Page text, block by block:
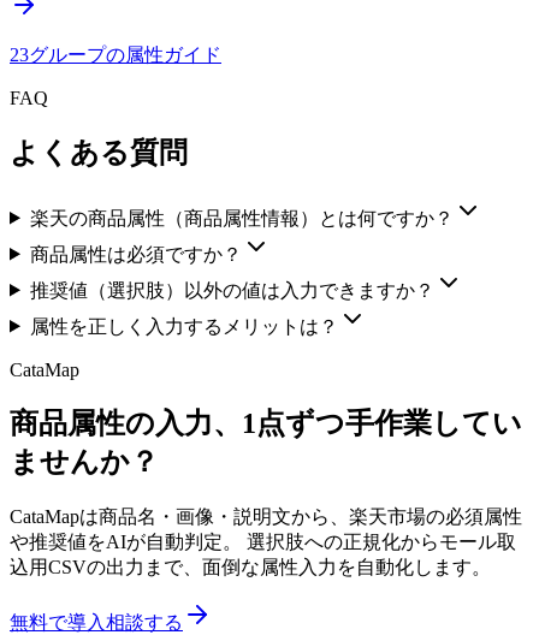
23グループの属性ガイド
FAQ
よくある質問
楽天の商品属性（商品属性情報）とは何ですか？
商品属性は必須ですか？
推奨値（選択肢）以外の値は入力できますか？
属性を正しく入力するメリットは？
CataMap
商品属性の入力、1点ずつ手作業してい
ませんか？
CataMapは商品名・画像・説明文から、楽天市場の必須属性
や推奨値をAIが自動判定。 選択肢への正規化からモール取
込用CSVの出力まで、面倒な属性入力を自動化します。
無料で導入相談する